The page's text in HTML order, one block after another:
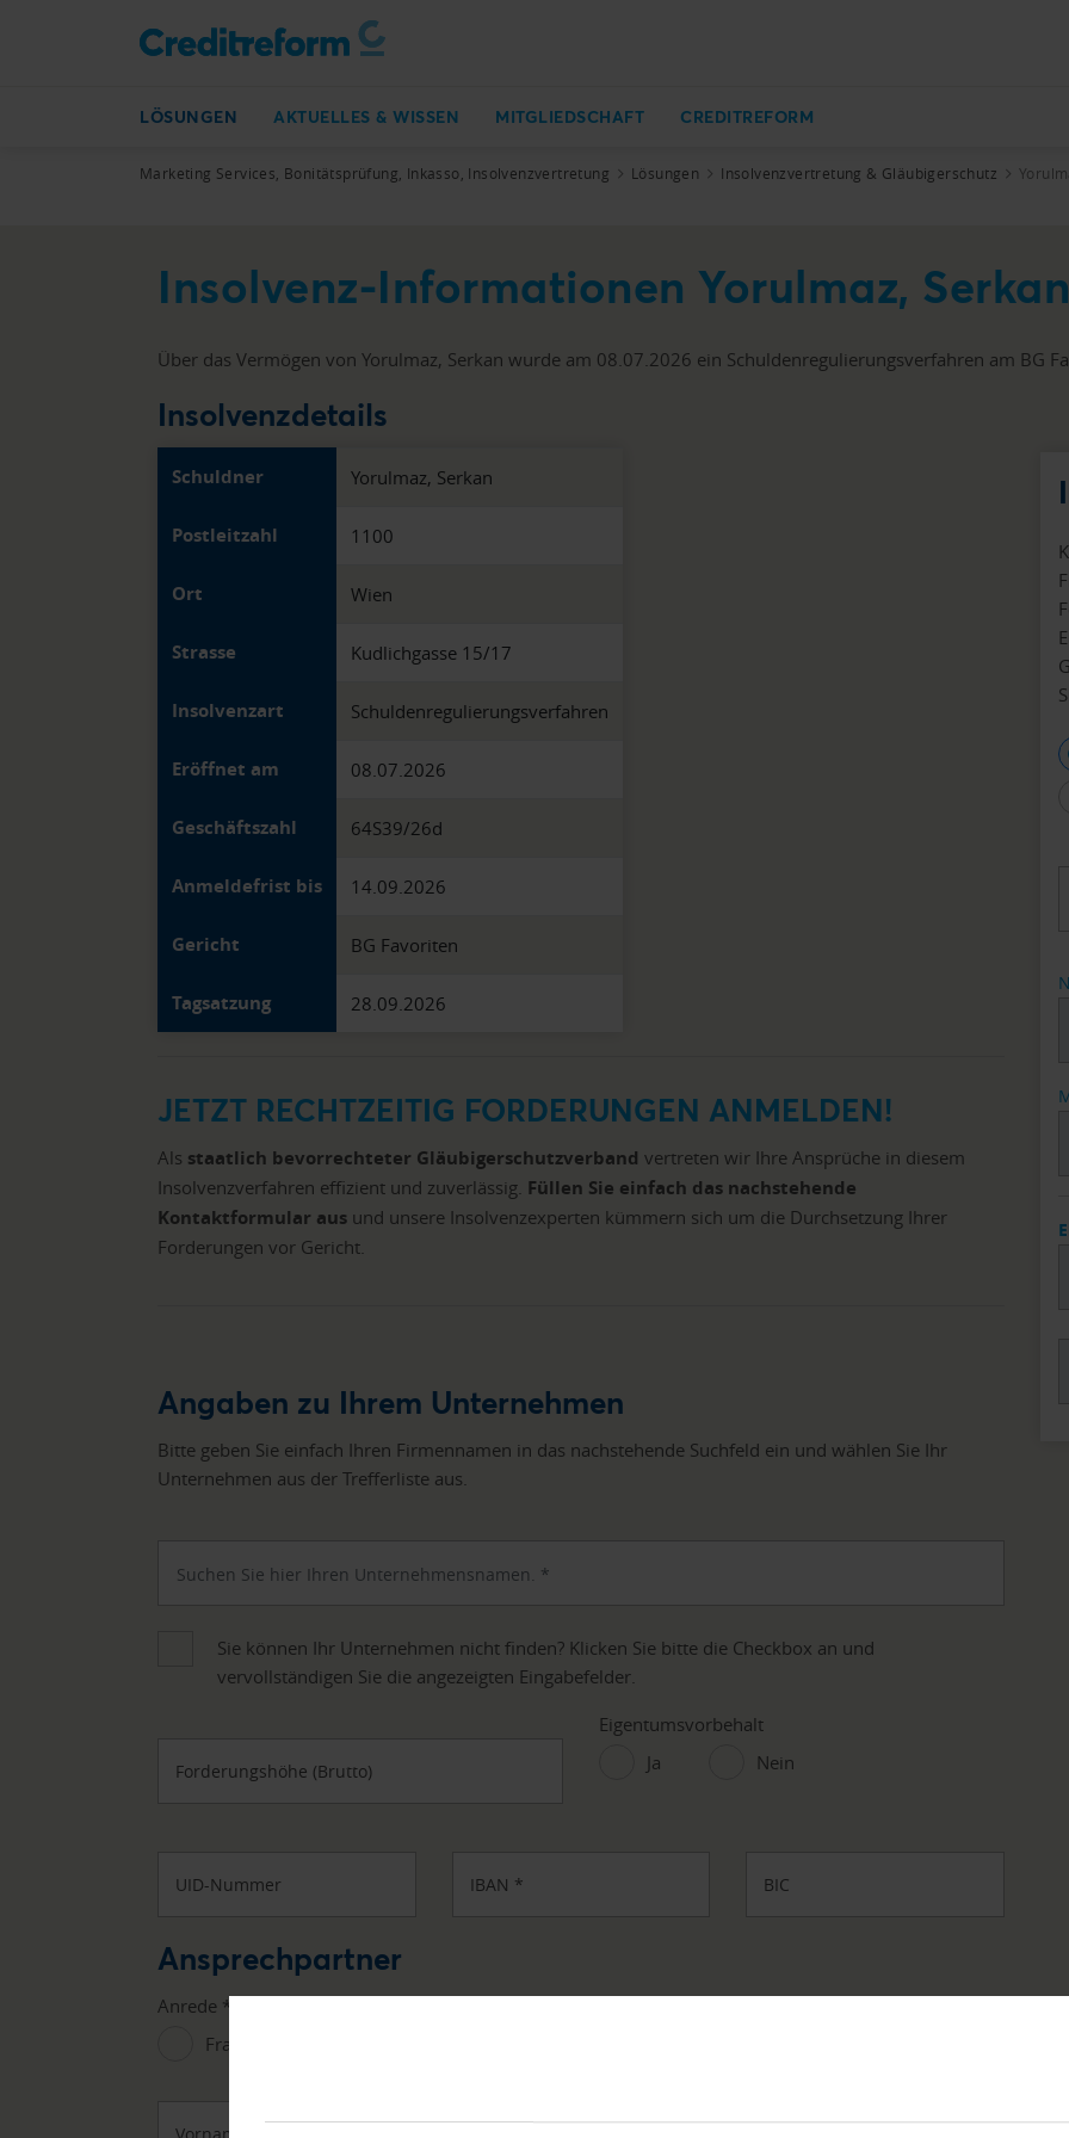
LÖSUNGEN AKTUELLES & WISSEN MITGLIEDSCHAFT CREDITREFORM
Marketing Services, Bonitätsprüfung, Inkasso, Insolvenzvertretung Lösungen Insolvenzvertretung & Gläubigerschutz
Insolvenz-Informationen Yorulmaz, Serkan
Über das Vermögen von Yorulmaz, Serkan wurde am 08.07.2026 ein Schuldenregulierungsverfahren am BG
Insolvenzdetails
Schuldner Yorulmaz, Serkan
Postleitzahl 1100
Ort Wien
Strasse Kudlichgasse 15/17
Insolvenzart Schuldenregulierungsverfahren
Eröffnet am 08.07.2026
Geschäftszahl 64S39/26d
Anmeldefrist bis 14.09.2026
Gericht BG Favoriten
Tagsatzung 28.09.2026
JETZT RECHTZEITIG FORDERUNGEN ANMELDEN!
Als staatlich bevorrechteter Gläubigerschutzverband vertreten wir Ihre Ansprüche in diesem
Insolvenzverfahren effizient und zuverlässig. Füllen Sie einfach das nachstehende
Kontaktformular aus und unsere Insolvenzexperten kümmern sich um die Durchsetzung Ihrer
Forderungen vor Gericht.
Angaben zu Ihrem Unternehmen
Bitte geben Sie einfach Ihren Firmennamen in das nachstehende Suchfeld ein und wählen Sie Ihr
Unternehmen aus der Trefferliste aus.
Sie können Ihr Unternehmen nicht finden? Klicken Sie bitte die Checkbox an und
vervollständigen Sie die angezeigten Eingabefelder.
Forderungshöhe (Brutto)
Eigentumsvorbehalt
Ja
Nein
UID-Nummer IBAN * BIC
Ansprechpartner
Anrede *
Frau